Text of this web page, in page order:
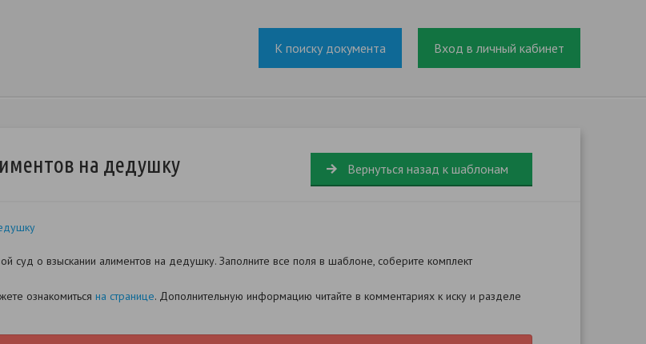
К поиску документа Вход в личный кабинет
Вернуться назад к шаблонам
на дедушку
суд о взыскании алиментов на дедушку. Заполните все поля в шаблоне, соберите комплект
ознакомиться на странице. Дополнительную информацию читайте в комментариях к иску и разделе